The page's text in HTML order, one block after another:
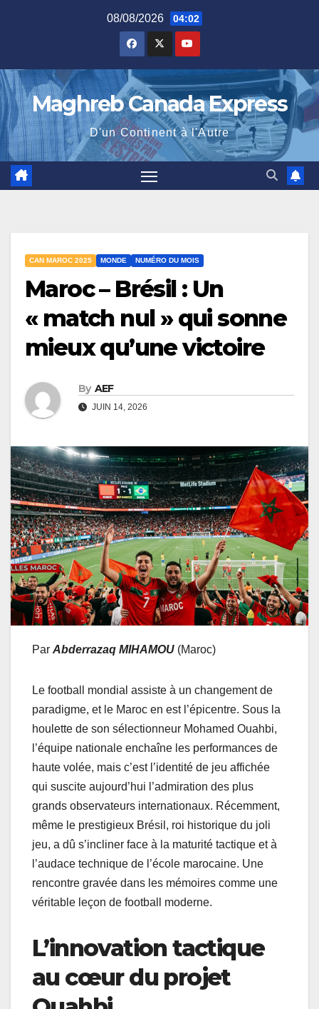
08/08/2026 04:02
Maghreb Canada Express
D'un Continent à l'Autre
CAN MAROC 2025 MONDE NUMÉRO DU MOIS
Maroc – Brésil : Un
« match nul » qui sonne
mieux qu’une victoire
By AEF
JUIN 14, 2026
Par Abderrazaq MIHAMOU (Maroc)
Le football mondial assiste à un changement de
paradigme, et le Maroc en est l’épicentre. Sous la
houlette de son sélectionneur Mohamed Ouahbi,
l’équipe nationale enchaîne les performances de
haute volée, mais c’est l’identité de jeu affichée
qui suscite aujourd’hui l’admiration des plus
grands observateurs internationaux. Récemment,
même le prestigieux Brésil, roi historique du joli
jeu, a dû s’incliner face à la maturité tactique et à
l’audace technique de l’école marocaine. Une
rencontre gravée dans les mémoires comme une
véritable leçon de football moderne.
L’innovation tactique
au cœur du projet